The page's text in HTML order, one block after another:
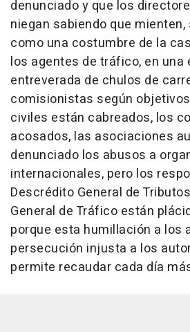
denunciado y que los
niegan sabiendo que
como una costumbre de la
los agentes de tráfico, en una
entreverada de chulos de
comisionistas según
civiles están cabreados, los
acosados, las asociaciones
denunciado los abusos a
internacionales, pero los
Descrédito General de
General de Tráfico están
porque esta humillación a los
persecución injusta a los
permite recaudar cada día